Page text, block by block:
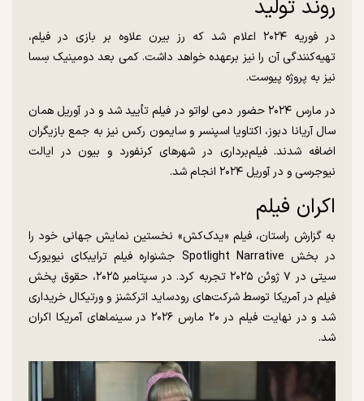
روند تولید
در فوریه ۲۰۲۴ اعلام شد که رز بیرن علاوه بر بازی در فیلم،
تهیه‌کنندگی آن را نیز برعهده خواهد داشت. کمی بعد دومینیک سِسا
نیز به پروژه پیوست.
در مارس ۲۰۲۴ حضور دمی لواتو در فیلم تأیید شد و در آوریل همان
سال آریانا دبوز، اکتاویا اسپنسر و سایمون رکس نیز به جمع بازیگران
اضافه شدند. فیلم‌برداری در شهر‌های کرنفورد و بیون در ایالت
نیوجرسی و در آوریل ۲۰۲۴ انجام شد.
اکران فیلم
به گزارش راستان، فیلم «یدک‌کش» نخستین نمایش جهانی خود را
در بخش Spotlight Narrative جشنواره فیلم ترایبکای نیویورک
سیتی در ۷ ژوئن ۲۰۲۵ تجربه کرد. در سپتامبر ۲۰۲۵، حقوق پخش
فیلم در آمریکا توسط شرکت‌های رودساید اترکشنز و ورتیکال خریداری
شد و در نهایت فیلم در ۲۰ مارس ۲۰۲۶ در سینما‌های آمریکا اکران
شد.